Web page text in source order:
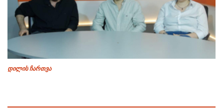
დილის ჩართვა